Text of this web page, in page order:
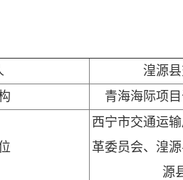
湟源
青海海际项
西宁市交通运
革委员会、湟
源